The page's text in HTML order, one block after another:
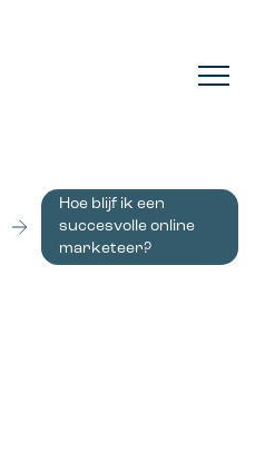
Hoe blijf ik een
succesvolle online
marketeer?